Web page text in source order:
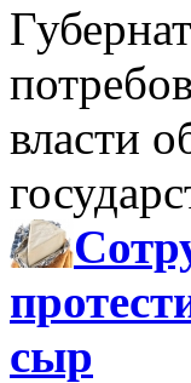
власти
сыр